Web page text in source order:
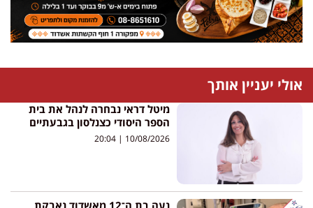
אולי יעניין אותך
מיטל דראי נבחרה לנהל את בית
הספר היסודי כצנלסון בגבעתיים
10/08/2026
נעה בת ה־12 מאשדוד נאבקת